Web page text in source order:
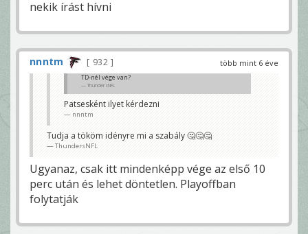
nekik írást hívni
több mint 6 éve
nnntm 932
TD-nél vége van?
ThundersNFL
Patsesként ilyet kérdezni
nnntm
Tudja a tököm idényre mi a szabály 🤔🤔🤔
ThundersNFL
Ugyanaz, csak itt mindenképp vége az első 10
perc után és lehet döntetlen. Playoffban
folytatják